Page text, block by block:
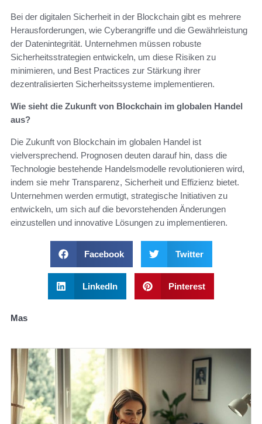
Bei der digitalen Sicherheit in der Blockchain gibt es mehrere
Herausforderungen, wie Cyberangriffe und die Gewährleistung
der Datenintegrität. Unternehmen müssen robuste
Sicherheitsstrategien entwickeln, um diese Risiken zu
minimieren, und Best Practices zur Stärkung ihrer
dezentralisierten Sicherheitssysteme implementieren.
Wie sieht die Zukunft von Blockchain im globalen Handel
aus?
Die Zukunft von Blockchain im globalen Handel ist
vielversprechend. Prognosen deuten darauf hin, dass die
Technologie bestehende Handelsmodelle revolutionieren wird,
indem sie mehr Transparenz, Sicherheit und Effizienz bietet.
Unternehmen werden ermutigt, strategische Initiativen zu
entwickeln, um sich auf die bevorstehenden Änderungen
einzustellen und innovative Lösungen zu implementieren.
Facebook Twitter
LinkedIn Pinterest
Mas